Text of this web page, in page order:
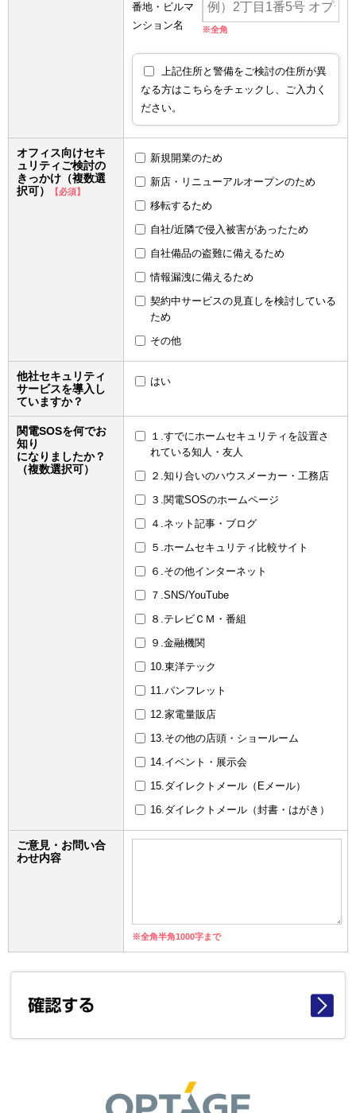
番地・ビルマ
ンション名
※全角
上記住所と警備をご検討の住所が異
なる方はこちらをチェックし、ご入力く
ださい。
オフィス向けセキ
ュリティご検討の
きっかけ（複数選
択可）
【必須】
新規開業のため
新店・リニューアルオープンのため
移転するため
自社/近隣で侵入被害があったため
自社備品の盗難に備えるため
情報漏洩に備えるため
契約中サービスの見直しを検討している
ため
その他
他社セキュリティ
サービスを導入し
ていますか？
はい
関電SOSを何でお
知り
になりましたか？
（複数選択可）
１.すでにホームセキュリティを設置さ
れている知人・友人
２.知り合いのハウスメーカー・工務店
３.関電SOSのホームページ
４.ネット記事・ブログ
５.ホームセキュリティ比較サイト
６.その他インターネット
７.SNS/YouTube
８.テレビＣＭ・番組
９.金融機関
10.東洋テック
11.パンフレット
12.家電量販店
13.その他の店頭・ショールーム
14.イベント・展示会
15.ダイレクトメール（Eメール）
16.ダイレクトメール（封書・はがき）
ご意見・お問い合
わせ内容
※全角半角1000字まで